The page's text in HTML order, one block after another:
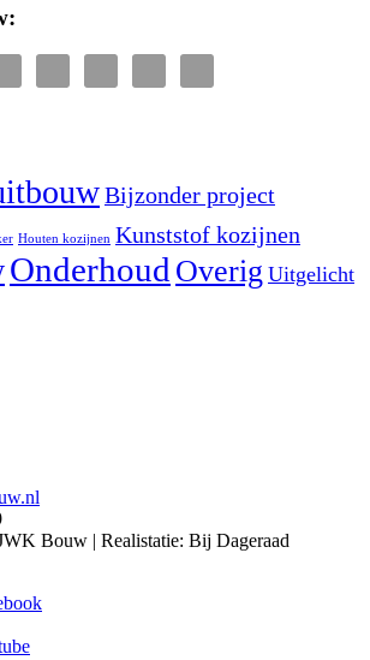
Bijzonder project
Houten kozijnen Kunststof kozijnen
Onderhoud Overig Uitgelicht
Bouw | Realistatie: Bij Dageraad